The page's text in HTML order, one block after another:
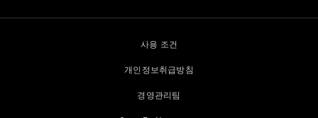
사용 조건
개인정보취급방침
경영관리팀